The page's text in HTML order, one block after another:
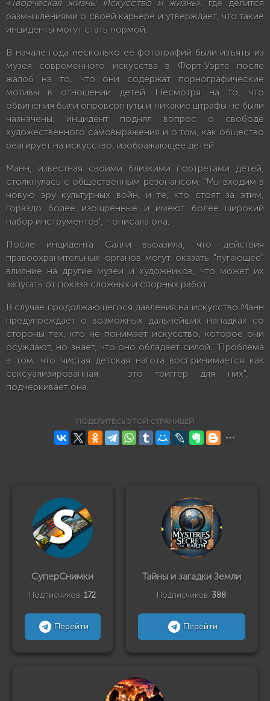
«Творческая жизнь: Искусство и жизнь», где делится
размышлениями о своей карьере и утверждает, что такие
инциденты могут стать нормой.
В начале года несколько ее фотографий были изъяты из
музея современного искусства в Форт-Уэрте после
жалоб на то, что они содержат порнографические
мотивы в отношении детей. Несмотря на то, что
обвинения были опровергнуты и никакие штрафы не были
назначены, инцидент поднял вопрос о свободе
художественного самовыражения и о том, как общество
реагирует на искусство, изображающее детей.
Манн, известная своими близкими портретами детей,
столкнулась с общественным резонансом. "Мы входим в
новую эру культурных войн, и те, кто стоят за этим,
гораздо более изощренные и имеют более широкий
набор инструментов", - описала она.
После инцидента Салли выразила, что действия
правоохранительных органов могут оказать "пугающее"
влияние на другие музеи и художников, что может их
запугать от показа сложных и спорных работ.
В случае продолжающегося давления на искусство Манн
предупреждает о возможных дальнейших нападках со
стороны тех, кто не понимает искусство, которое они
осуждают, но знает, что оно обладает силой. "Проблема
в том, что чистая детская нагота воспринимается как
сексуализированная - это триггер для них", -
подчеркивает она.
ПОДЕЛИТЕСЬ ЭТОЙ СТРАНИЦЕЙ
СуперСнимки
Подписчиков: 172
Перейти
Тайны и загадки Земли
Подписчиков: 388
Перейти